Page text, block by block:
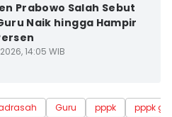
Prabowo Salah Sebut
Naik hingga Hampir
14:05 WIB
Guru pppk
pppk